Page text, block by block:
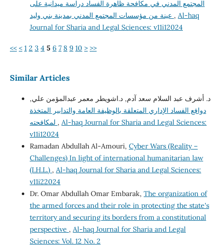
المجتمع المدني في مكافحة ظاهرة الفساد دراسة ميدانية على
, Al-haq
Journal for Sharia and Legal Sciences: v11i12024
<< < 1 2 3 4 5 6 7 8 9 10 > >>
Similar Articles
د. أشرف عبد السلام سعد آدم, د.اشويطر معمر عبدالمؤمن علي,
دوافع الفساد الإداري المتعلقة بالوظيفة العامة والتدابير المتخذة
, Al-haq Journal for Sharia and Legal Sciences:
v11i12024
Ramadan Abdullah Al-Amouri, Cyber Wars (Reality –
Challenges) In light of international humanitarian law
(I.H.L.) , Al-haq Journal for Sharia and Legal Sciences:
v11i22024
Dr. Omar Abdullah Omar Embarak, The organization of
the armed forces and their role in protecting the state's
territory and securing its borders from a constitutional
perspective , Al-haq Journal for Sharia and Legal
Sciences: Vol. 12 No. 2